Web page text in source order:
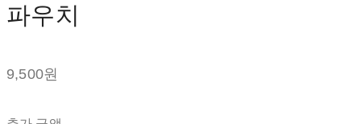
파우치
9,500원